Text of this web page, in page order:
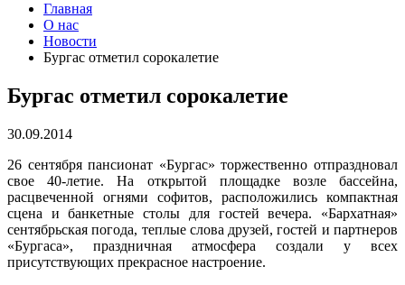
Главная
О нас
Новости
Бургас отметил сорокалетие
Бургас отметил сорокалетие
30.09.2014
26 сентября пансионат «Бургас» торжественно отпраздновал
свое 40-летие. На открытой площадке возле бассейна,
расцвеченной огнями софитов, расположились компактная
сцена и банкетные столы для гостей вечера. «Бархатная»
сентябрьская погода, теплые слова друзей, гостей и партнеров
«Бургаса», праздничная атмосфера создали у всех
присутствующих прекрасное настроение.